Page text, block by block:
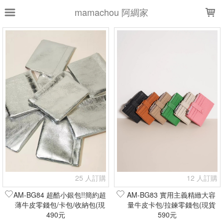
mamachou 阿綢家
銷售件數
樣式尺寸篩選
全部樣式 黑
橙
灰 粉
棕
墨綠
全部尺寸
現貨商品
篩選
25 人訂購
AM-BG84 超酷小銀包!!簡約超
薄牛皮零錢包/卡包/收納包(現
貨+預購)
490元
12 人訂購
AM-BG83 實用主義精緻大容
量牛皮卡包/拉鍊零錢包(現貨
+預購)
590元